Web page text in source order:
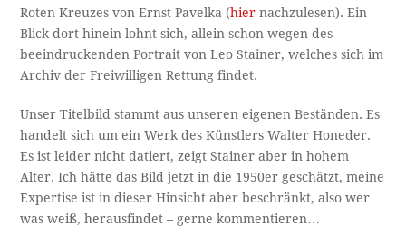
Roten Kreuzes von Ernst Pavelka (hier nachzulesen). Ein
Blick dort hinein lohnt sich, allein schon wegen des
beeindruckenden Portrait von Leo Stainer, welches sich im
Archiv der Freiwilligen Rettung findet.
Unser Titelbild stammt aus unseren eigenen Beständen. Es
handelt sich um ein Werk des Künstlers Walter Honeder.
Es ist leider nicht datiert, zeigt Stainer aber in hohem
Alter. Ich hätte das Bild jetzt in die 1950er geschätzt, meine
Expertise ist in dieser Hinsicht aber beschränkt, also wer
was weiß, herausfindet – gerne kommentieren…